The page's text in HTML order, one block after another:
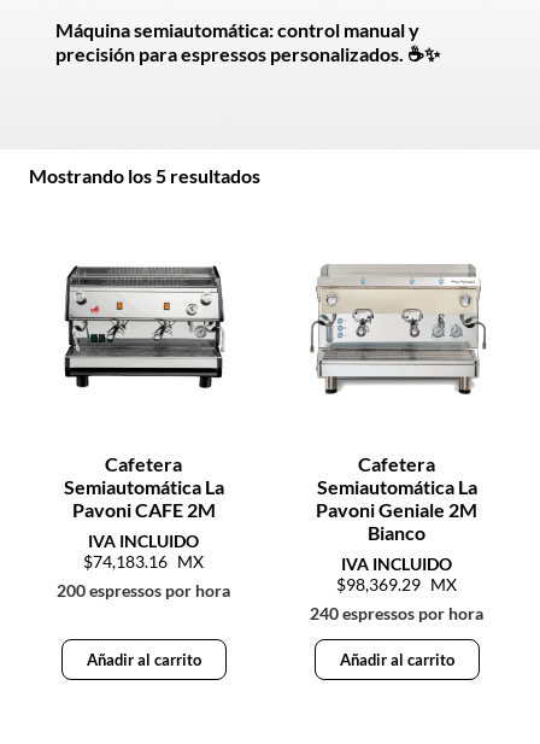
Máquina semiautomática: control manual y
precisión para espressos personalizados. ☕✨
Mostrando los 5 resultados
Cafetera
Semiautomática La
Pavoni CAFE 2M
74,183.16
200 espressos por hora
Añadir al carrito
Cafetera
Semiautomática La
Pavoni Geniale 2M
Bianco
98,369.29
240 espressos por hora
Añadir al carrito